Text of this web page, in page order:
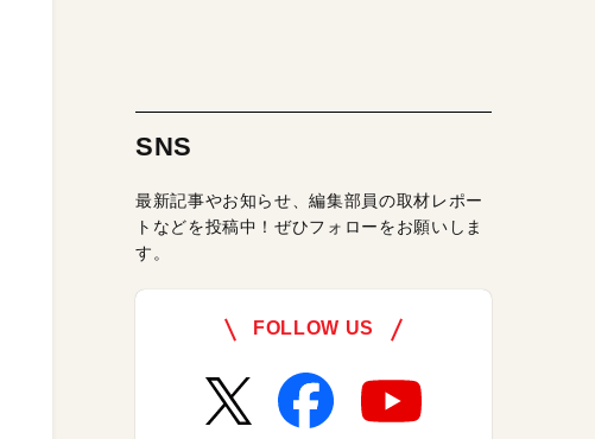
SNS
最新記事やお知らせ、編集部員の取材レポー
トなどを投稿中！ぜひフォローをお願いしま
す。
FOLLOW US